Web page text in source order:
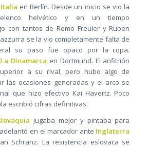
en Berlín. Desde un inicio se vio la
helvético y en un tiempo
con tantos de Remo Freuler y Ruben
se la vio completamente falta de
su paso fue opaco por la copa.
a Dinamarca en Dortmund. El anfitrión
a su rival, pero hubo algo de
las ocasiones generadas y el arco se
que hizo efectivo Kai Havertz. Poco
escribió cifras definitivas.
jugaba mejor y pintaba para
en el marcador ante Inglaterra
Schranz. La resistencia eslovaca se